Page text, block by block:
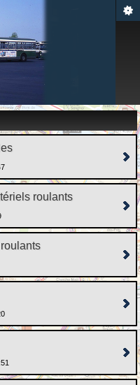
roulants